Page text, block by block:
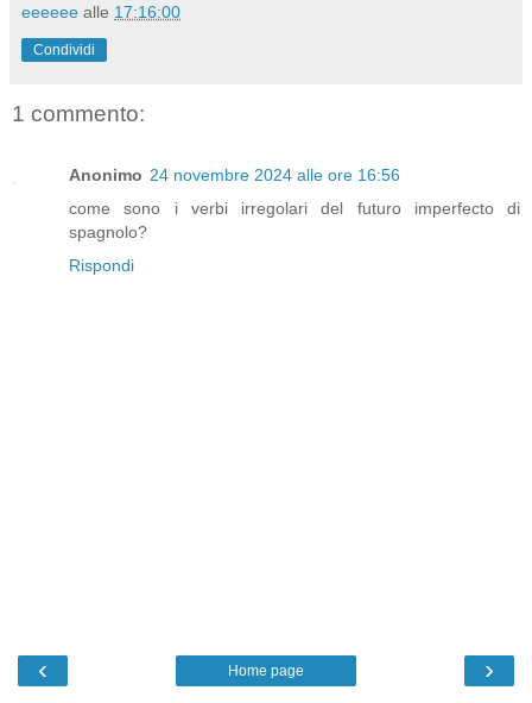
eeeeee alle 17:16:00
Condividi
1 commento:
Anonimo 24 novembre 2024 alle ore 16:56
come sono i verbi irregolari del futuro imperfecto di
spagnolo?
Rispondi
‹ ›
Home page